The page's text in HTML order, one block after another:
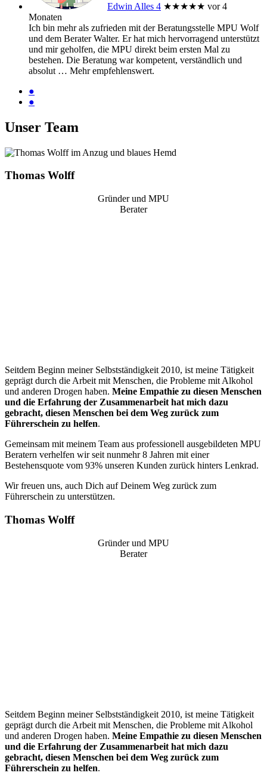
Edwin Alles 4 ★★★★★ vor 4
Monaten
Ich bin mehr als zufrieden mit der Beratungsstelle MPU Wolf
und dem Berater Walter. Er hat mich hervorragend unterstützt
und mir geholfen, die MPU direkt beim ersten Mal zu
bestehen. Die Beratung war kompetent, verständlich und
absolut … Mehrempfehlenswert.
●
●
Unser Team
Thomas Wolff
Gründer und MPU
Berater
Seitdem Beginn meiner Selbstständigkeit 2010, ist meine Tätigkeit
geprägt durch die Arbeit mit Menschen, die Probleme mit Alkohol
und anderen Drogen haben. Meine Empathie zu diesen Menschen
und die Erfahrung der Zusammenarbeit hat mich dazu
gebracht, diesen Menschen bei dem Weg zurück zum
Führerschein zu helfen.
Gemeinsam mit meinem Team aus professionell ausgebildeten MPU
Beratern verhelfen wir seit nunmehr 8 Jahren mit einer
Bestehensquote vom 93% unseren Kunden zurück hinters Lenkrad.
Wir freuen uns, auch Dich auf Deinem Weg zurück zum
Führerschein zu unterstützen.
Thomas Wolff
Gründer und MPU
Berater
Seitdem Beginn meiner Selbstständigkeit 2010, ist meine Tätigkeit
geprägt durch die Arbeit mit Menschen, die Probleme mit Alkohol
und anderen Drogen haben. Meine Empathie zu diesen Menschen
und die Erfahrung der Zusammenarbeit hat mich dazu
gebracht, diesen Menschen bei dem Weg zurück zum
Führerschein zu helfen.